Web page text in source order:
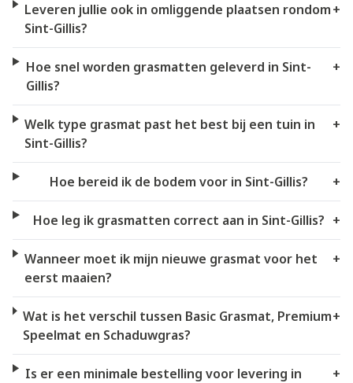
Leveren jullie ook in omliggende plaatsen rondom
Sint-Gillis?
+
Hoe snel worden grasmatten geleverd in Sint-
Gillis?
+
Welk type grasmat past het best bij een tuin in
Sint-Gillis?
+
Hoe bereid ik de bodem voor in Sint-Gillis? +
Hoe leg ik grasmatten correct aan in Sint-Gillis? +
Wanneer moet ik mijn nieuwe grasmat voor het
eerst maaien?
+
Wat is het verschil tussen Basic Grasmat, Premium
Speelmat en Schaduwgras?
+
Is er een minimale bestelling voor levering in
+